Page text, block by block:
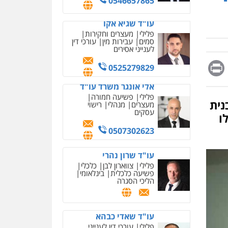
Message
Print
0525279829
אלי אונגר משרד עו"ד
פלילי פשיעה חמורה
מעצרים מנהלי רישוי
עסקים
0507302623
עו"ד שרון נהרי
פלילי צווארון לבן כלכלי
פשיעה כלכלית בינלאומי
הליכי הסגרה
עו"ד שאדי כבהא
פלילי עורכי דין לענייני
אסירים
0525556970
עו"ד (רו"ח) יואב ציוני
מחיקת כתבות מגוגל
ודחיקת אזכורים שליליים
שירותים מקצועיים לעורכי
דין
0522508109
אחסון אתרים
מהירות הגנה גיבוי
תמיכה שירותים מקצועיים
לעורכי דין
מרכז התחלה חדשה
אסירים עבירות מין
שירותים מקצועיים לעורכי
דין
0544500346
מאיה בלום, עו"ס,
טיפול ושיקום
טיפול בהתמכרויות
שירותים מקצועיים לעורכי
דין
איומים כתובים
תושב סכנין חשוד ששלח הודעות